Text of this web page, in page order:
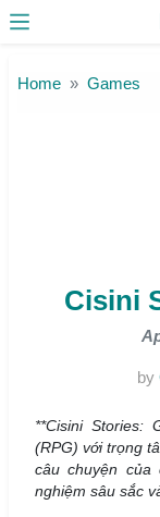
Home Games
Cisini
by
**Cisini Stories:
(RPG) với trọng
câu chuyện
nghiệm sâu sắc